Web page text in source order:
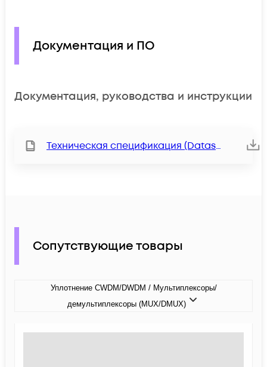
Документация и ПО
Документация, руководства и инструкции
Техническая спецификация (Datasheet)
Сопутствующие товары
Уплотнение CWDM/DWDM / Мультиплексоры/
демультиплексоры (MUX/DMUX)